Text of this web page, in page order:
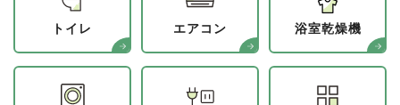
トイレ エアコン 浴室乾燥機